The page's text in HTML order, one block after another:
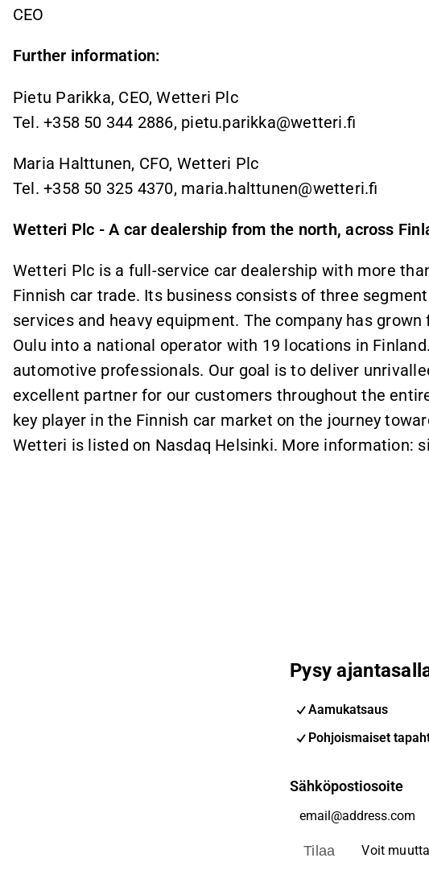
CEO
Further information:
Pietu Parikka, CEO, Wetteri Plc
Tel. +358 50 344 2886, pietu.parikka@wetteri.fi
Maria Halttunen, CFO, Wetteri Plc
Tel. +358 50 325 4370, maria.halttunen@wetteri.fi
Wetteri Plc - A car dealership from the north, across
Wetteri Plc is a full-service car dealership with more
Finnish car trade. Its business consists of three
services and heavy equipment. The company has
Oulu into a national operator with 19 locations in
automotive professionals. Our goal is to deliver
excellent partner for our customers throughout the
key player in the Finnish car market on the journey
Wetteri is listed on Nasdaq Helsinki. More information:
Pysy
Aamukatsaus
Pohjoismaiset
Sähköpostiosoite
Tilaa Voit